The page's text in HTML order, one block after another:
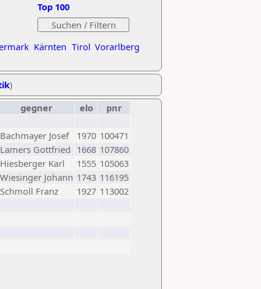
Kärnten Tirol Vorarlberg
Top 100
)
gegner elo
pnr
Bachmayer Josef 1970 100471
Lamers Gottfried 1668 107860
Hiesberger Karl 1555 105063
Wiesinger Johann 1743 116195
Schmoll Franz 1927 113002